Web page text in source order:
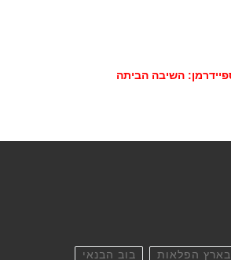
השיבה הביתה
בארץ הפלאות בוב הבנאי